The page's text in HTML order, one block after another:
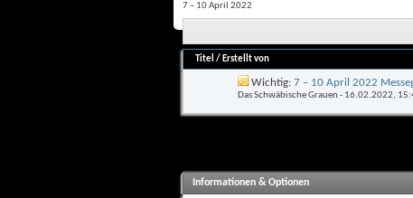
7 – 10 April 2022
Titel / Erstellt von
Wichtig: 7 – 10 April 2022
Das Schwäbische Grauen - 16.02.2022,
Informationen & Optionen